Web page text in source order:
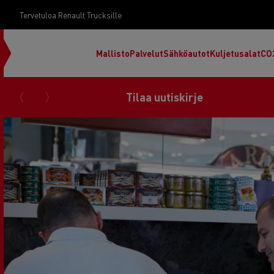
Tervetuloa Renault Trucksille
MallistoPalvelutSähköautot
RENAULT TRUCKS E-Tech D
Kuljetusalat
Tilaa uutiskirje